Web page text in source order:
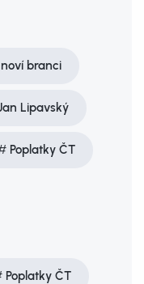
branci
Lipavský
Poplatky ČT
Poplatky ČT